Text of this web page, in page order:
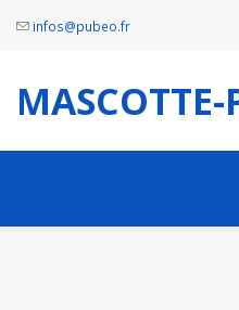
infos@pubeo.fr
MASCOTTE-